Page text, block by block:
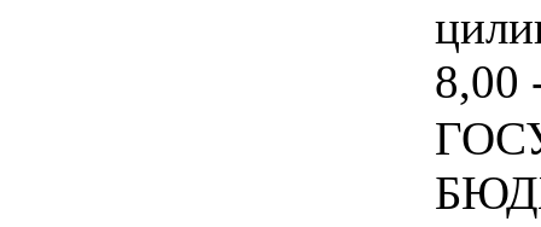
8,00